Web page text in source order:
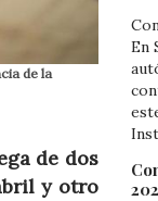
de la
de dos
y otro
En